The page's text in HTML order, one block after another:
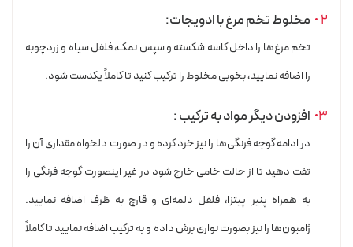
مخلوط تخم مرغ با ادویجات:
تخم مرغ‌ها را داخل کاسه شکسته و سپس نمک، فلفل سیاه و زردچوبه
را اضافه نمایید، بخوبی مخلوط را ترکیب کنید تا کاملاً یکدست شود.
افزودن دیگر مواد به ترکیب :
در ادامه گوجه فرنگی‌ها را نیز خرد کرده و در صورت دلخواه مقداری آن را
تفت دهید تا از حالت خامی خارج شود در غیر اینصورت گوجه فرنگی را
به همراه پنیر پیتزا، فلفل دلمه‌ای و قارچ به ظرف اضافه نمایید.
ژامبون‌ها را نیز بصورت نواری برش داده و به ترکیب اضافه نمایید تا کاملاً